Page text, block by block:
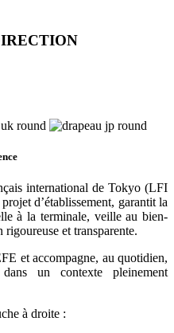
international de Tokyo (LFI
d’établissement, garantit la
à la terminale, veille au bien-
rigoureuse et transparente.
et accompagne, au quotidien,
un contexte pleinement
à droite :